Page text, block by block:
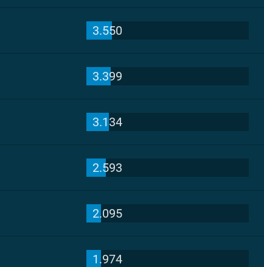
3.550
3.399
3.134
2.593
2.095
1.974